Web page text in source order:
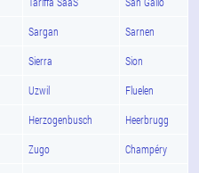
Sargan Sarnen
Sierra Sion
Uzwil Fluelen
Herzogenbusch Heerbrugg
Zugo Champéry